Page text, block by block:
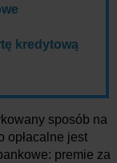
kredytową
sposób na
opłacalne jest
premie za